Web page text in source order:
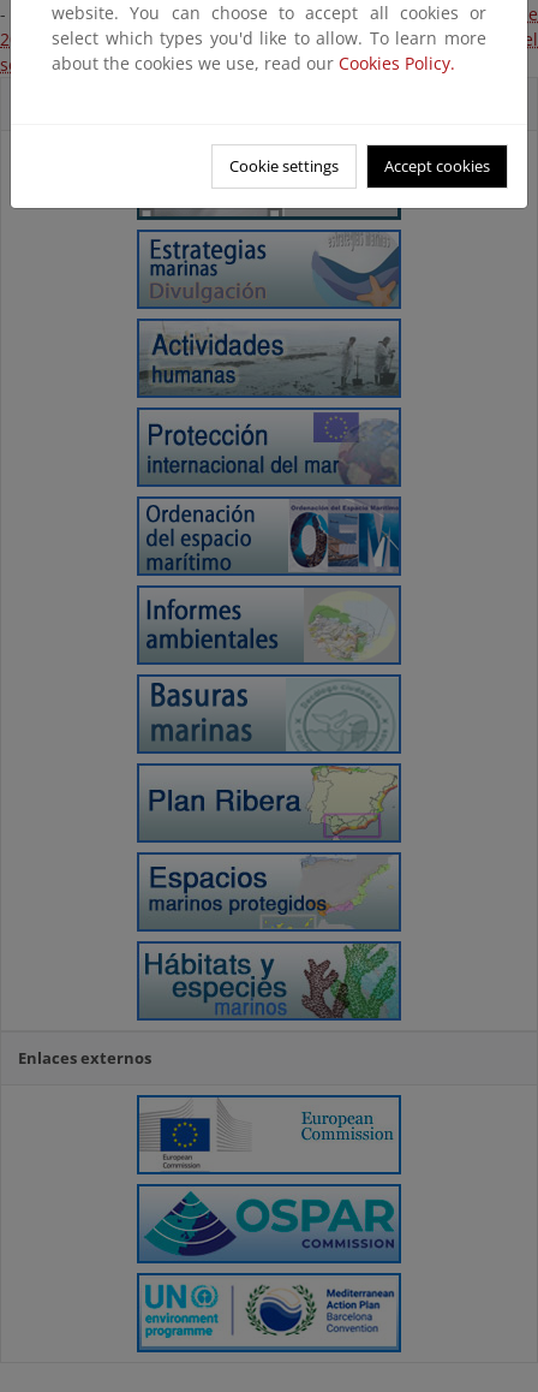
-
Anexo del Acuerdo del Consejo de Ministros del 7 de junio de
2019 por el que se aprueban los objetivos ambientales del
segundo ciclo de las estrategias marinas españolas
Enlaces externos
website. You can choose to accept all cookies or
select which types you'd like to allow. To learn more
about the cookies we use, read our Cookies Policy.
Cookie settings Accept cookies